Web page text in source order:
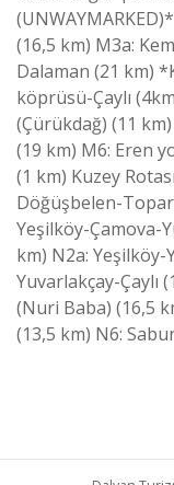
(16,5 km) M3a:
Dalaman (21 km)
köprüsü-Çaylı
(Çürükdağ) (11
(19 km) M6: Eren
(1 km) Kuzey
Döğüşbelen-
Yeşilköy-Çamova-
km) N2a: Yeşilköy-
Yuvarlakçay-Çaylı
(Nuri Baba) (16,5
(13,5 km) N6: